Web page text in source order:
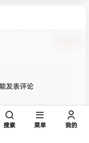
发表评论
搜索 菜单 我的